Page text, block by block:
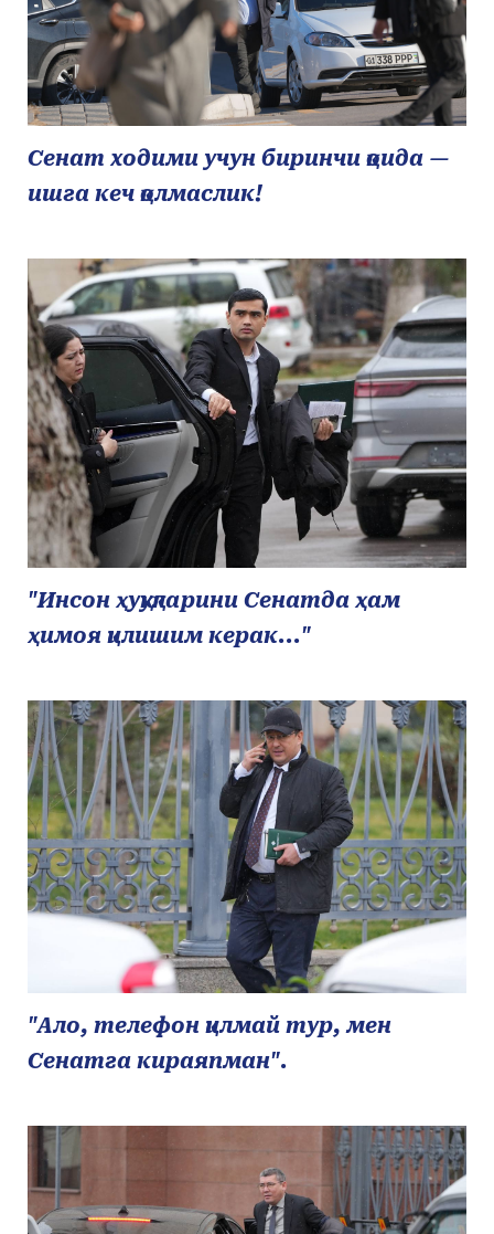
Сенат ходими учун биринчи қоида —
ишга кеч қолмаслик!
"Инсон ҳуқуқларини Сенатда ҳам
ҳимоя қилишим керак..."
"Ало, телефон қилмай тур, мен
Сенатга кираяпман".